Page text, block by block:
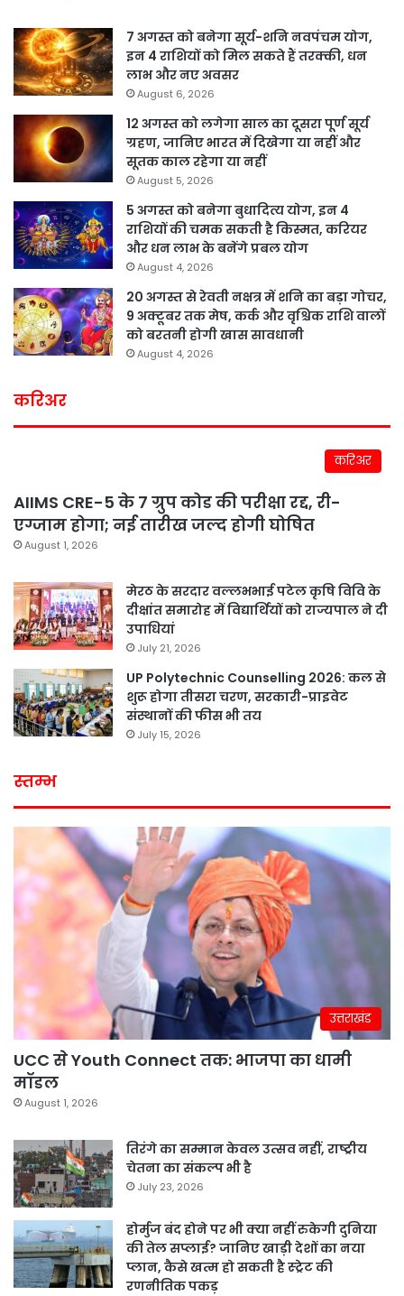
7 अगस्त को बनेगा सूर्य-शनि नवपंचम योग,
इन 4 राशियों को मिल सकते हैं तरक्की, धन
लाभ और नए अवसर
August 6, 2026
12 अगस्त को लगेगा साल का दूसरा पूर्ण सूर्य
ग्रहण, जानिए भारत में दिखेगा या नहीं और
सूतक काल रहेगा या नहीं
August 5, 2026
5 अगस्त को बनेगा बुधादित्य योग, इन 4
राशियों की चमक सकती है किस्मत, करियर
और धन लाभ के बनेंगे प्रबल योग
August 4, 2026
20 अगस्त से रेवती नक्षत्र में शनि का बड़ा गोचर,
9 अक्टूबर तक मेष, कर्क और वृश्चिक राशि वालों
को बरतनी होगी खास सावधानी
August 4, 2026
करिअर
करिअर
AIIMS CRE-5 के 7 ग्रुप कोड की परीक्षा रद्द, री-
एग्जाम होगा; नई तारीख जल्द होगी घोषित
August 1, 2026
मेरठ के सरदार वल्लभभाई पटेल कृषि विवि के
दीक्षांत समारोह में विद्यार्थियों को राज्यपाल ने दी
उपाधियां
July 21, 2026
UP Polytechnic Counselling 2026: कल से
शुरू होगा तीसरा चरण, सरकारी-प्राइवेट
संस्थानों की फीस भी तय
July 15, 2026
स्तम्भ
उत्तराखंड
UCC से Youth Connect तक: भाजपा का धामी
मॉडल
August 1, 2026
तिरंगे का सम्मान केवल उत्सव नहीं, राष्ट्रीय
चेतना का संकल्प भी है
July 23, 2026
होर्मुज बंद होने पर भी क्या नहीं रुकेगी दुनिया
की तेल सप्लाई? जानिए खाड़ी देशों का नया
प्लान, कैसे खत्म हो सकती है स्ट्रेट की
रणनीतिक पकड़